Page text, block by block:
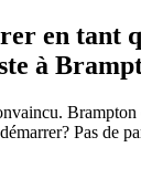
en tant
à
Pas de